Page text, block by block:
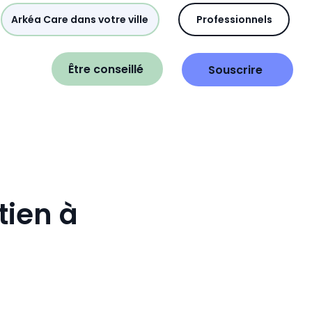
Arkéa Care dans votre ville Professionnels
Être conseillé Souscrire
à